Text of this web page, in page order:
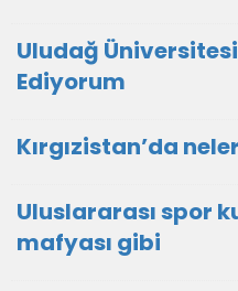
Uludağ
Ediyorum
Kırgızistan’da
Uluslararası spor
mafyası gibi